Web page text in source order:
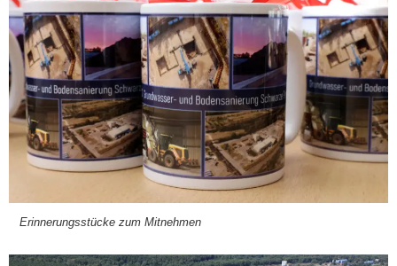
Erin­ne­rungs­stü­cke zum Mit­neh­men